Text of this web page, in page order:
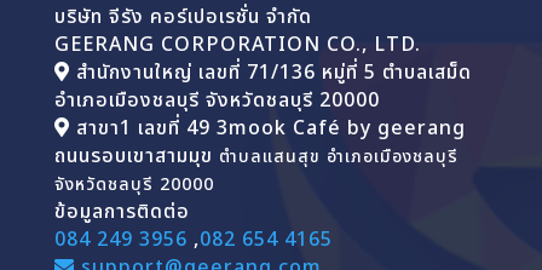
บริษัท จีรัง คอร์เปอเรชั่น จำกัด
GEERANG CORPORATION CO., LTD.
สำนักงานใหญ่ เลขที่ 71/136 หมู่ที่ 5 ตำบลเสม็ด
อำเภอเมืองชลบุรี จังหวัดชลบุรี 20000
สาขา1 เลขที่ 49 3mook Café by geerang
ถนนรอบเขาสามมุข ตำบลแสนสุข อำเภอเมืองชลบุรี
จังหวัดชลบุรี 20000
ข้อมูลการติดต่อ
084 249 3956 ,082 654 4165